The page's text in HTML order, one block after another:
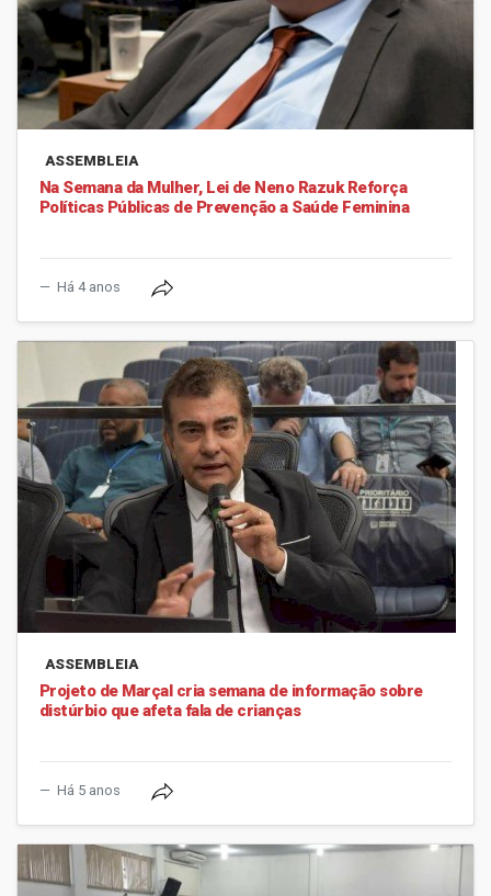
ASSEMBLEIA
Na Semana da Mulher, Lei de Neno Razuk Reforça
Políticas Públicas de Prevenção a Saúde Feminina
Há 4 anos
ASSEMBLEIA
Projeto de Marçal cria semana de informação sobre
distúrbio que afeta fala de crianças
Há 5 anos